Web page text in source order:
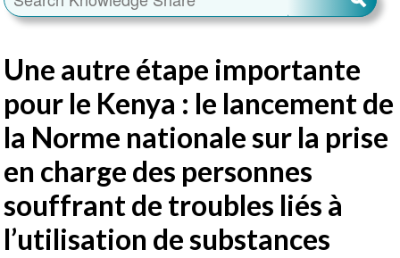
Une autre étape importante
pour le Kenya : le lancement de
la Norme nationale sur la prise
en charge des personnes
souffrant de troubles liés à
l’utilisation de substances